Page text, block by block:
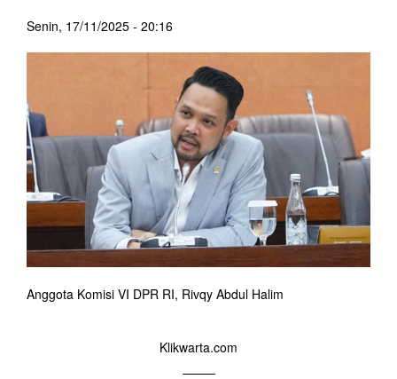
Senin, 17/11/2025 - 20:16
Anggota Komisi VI DPR RI, Rivqy Abdul Halim
Klikwarta.com